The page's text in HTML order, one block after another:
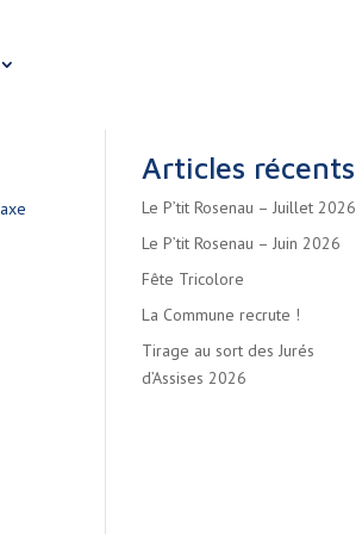
Articles récents
Le P’tit Rosenau – Juillet 2026
Le P’tit Rosenau – Juin 2026
Fête Tricolore
La Commune recrute !
Tirage au sort des Jurés
d’Assises 2026